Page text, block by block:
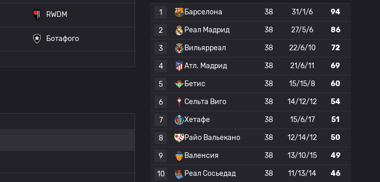
RWDM
Ботафого
1
Барселона 38 31/1/6 94
2 Реал Мадрид 38 27/5/6 86
3 Вильярреал 38 22/6/10 72
4 Атл. Мадрид 38 21/6/11 69
5 Бетис 38 15/15/8 60
6 Сельта Виго 38 14/12/12 54
7 Хетафе 38 15/6/17 51
8 Райо Вальекано 38 12/14/12 50
9 Валенсия 38 13/10/15 49
10 Реал Сосьедад 38 11/13/14 46